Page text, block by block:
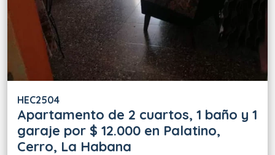
HEC2504
Apartamento de 2 cuartos, 1 baño y 1
garaje por $ 12.000 en Palatino,
Cerro, La Habana